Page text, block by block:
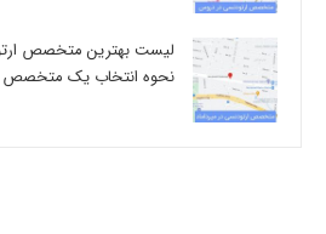
لیست بهترین متخصص
نحوه انتخاب یک